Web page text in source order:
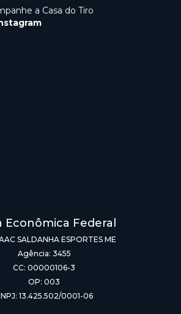
a Casa do Tiro
Econômica Federal
SALDANHA ESPORTES ME
Agência: 3455
CC: 00000106-3
OP: 003
13.425.502/0001-06